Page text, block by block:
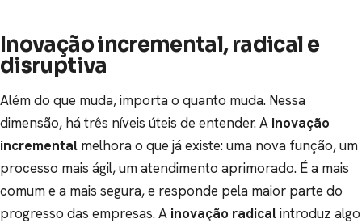
Inovação incremental, radical e
disruptiva
Além do que muda, importa o quanto muda. Nessa
dimensão, há três níveis úteis de entender. A inovação
incremental melhora o que já existe: uma nova função, um
processo mais ágil, um atendimento aprimorado. É a mais
comum e a mais segura, e responde pela maior parte do
progresso das empresas. A inovação radicalintroduz algo